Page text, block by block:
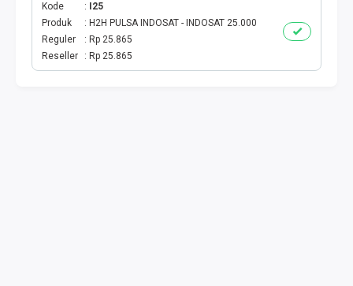
TAG PDAM
TAG BPJS
Kode
I25
Produk
H2H PULSA INDOSAT - INDOSAT 25.000
Reguler
Rp 25.865
Reseller
Rp 25.865